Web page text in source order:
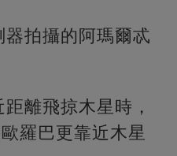
拍攝的阿瑪爾忒
離飛掠木星時，
羅巴更靠近木星